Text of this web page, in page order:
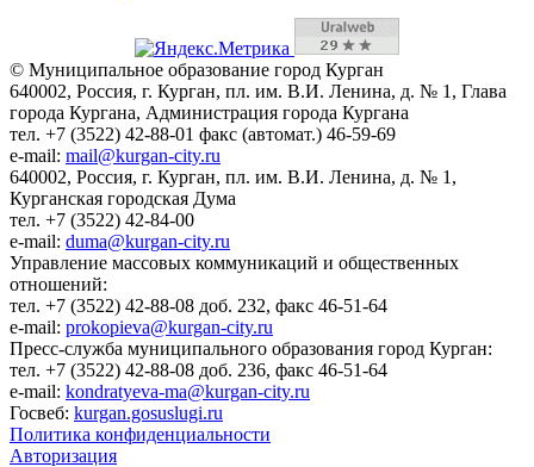
© Муниципальное образование город Курган
640002, Россия, г. Курган, пл. им. В.И. Ленина, д. № 1, Глава
города Кургана, Администрация города Кургана
тел. +7 (3522) 42-88-01 факс (автомат.) 46-59-69
e-mail: mail@kurgan-city.ru
640002, Россия, г. Курган, пл. им. В.И. Ленина, д. № 1,
Курганская городская Дума
тел. +7 (3522) 42-84-00
e-mail: duma@kurgan-city.ru
Управление массовых коммуникаций и общественных
отношений:
тел. +7 (3522) 42-88-08 доб. 232, факс 46-51-64
e-mail: prokopieva@kurgan-city.ru
Пресс-служба муниципального образования город Курган:
тел. +7 (3522) 42-88-08 доб. 236, факс 46-51-64
e-mail: kondratyeva-ma@kurgan-city.ru
Госвеб: kurgan.gosuslugi.ru
Политика конфиденциальности
Авторизация